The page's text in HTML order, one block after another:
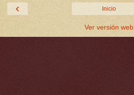
‹ Inicio
Ver versión web